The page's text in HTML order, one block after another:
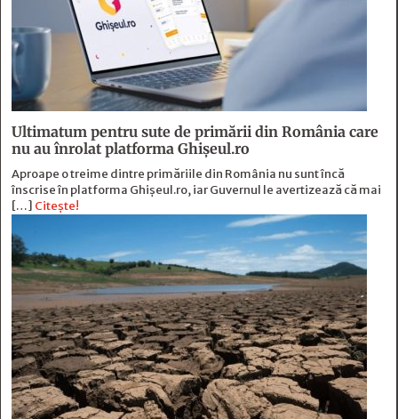
Ultimatum pentru sute de primării din România care
nu au înrolat platforma Ghișeul.ro
Aproape o treime dintre primăriile din România nu sunt încă
înscrise în platforma Ghișeul.ro, iar Guvernul le avertizează că mai
[…] Citește!